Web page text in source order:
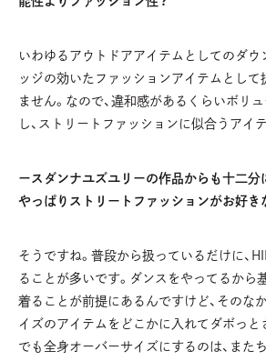
いわゆるアウトドアアイテムとしてのダウ
ッジの効いたファッションアイテムとし
ません。なので、違和感があるくらいボリ
し、ストリートファッションに似合うアイ
ースダンナユズユリーの作品からも十二分
やっぱりストリートファッションがお好き
そうですね。普段から扱っているだけに、
ることが多いです。ダンスをやってるから
着ることが前提にあるんですけど、そのな
イズのアイテムをどこかに入れてダボっと
でも全身オーバーサイズにするのは、また